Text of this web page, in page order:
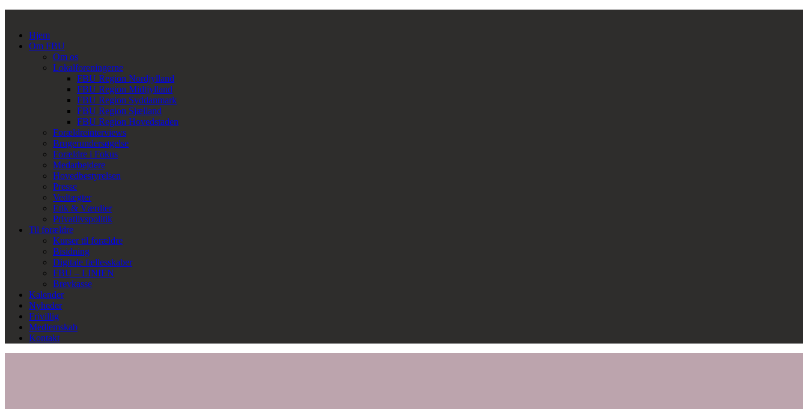
Hjem
Om FBU
Om os
Lokalforeningerne
FBU Region Nordjylland
FBU Region Midtjylland
FBU Region Syddanmark
FBU Region Sjælland
FBU Region Hovedstaden
Forældreinterviews
Brugerundersøgelse
Forældre i Fokus
Medarbejdere
Hovedbestyrelsen
Presse
Vedtægter
Etik & Værdier
Privatlivspolitik
Til forældre
Kurser til forældre
Bisidning
Digitale fællesskaber
FBU – LINIEN
Brevkasse
Kalender
Nyheder
Frivillig
Medlemskab
Kontakt